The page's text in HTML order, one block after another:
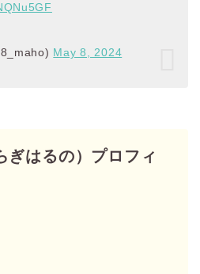
May 8, 2024
ぎはるの）プロフィ